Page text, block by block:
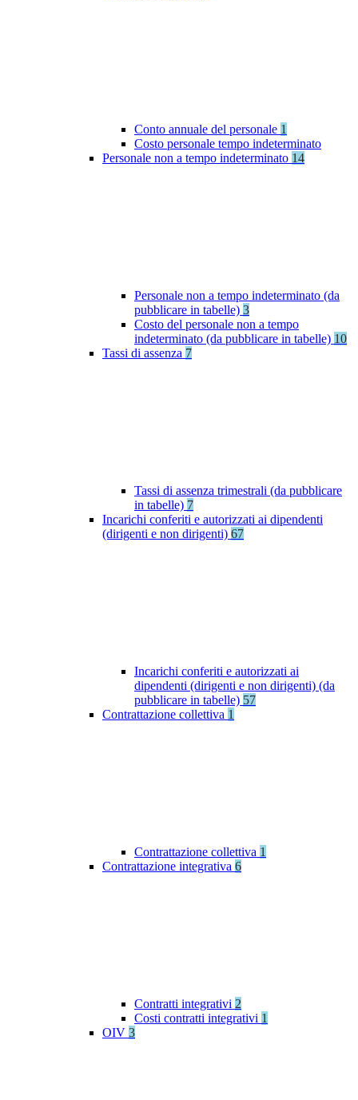
Conto annuale del personale 1
Costo personale tempo indeterminato
Personale non a tempo indeterminato 14
Personale non a tempo indeterminato (da
pubblicare in tabelle) 3
Costo del personale non a tempo
indeterminato (da pubblicare in tabelle) 10
Tassi di assenza 7
Tassi di assenza trimestrali (da pubblicare
in tabelle) 7
Incarichi conferiti e autorizzati ai dipendenti
(dirigenti e non dirigenti) 67
Incarichi conferiti e autorizzati ai
dipendenti (dirigenti e non dirigenti) (da
pubblicare in tabelle) 57
Contrattazione collettiva 1
Contrattazione collettiva 1
Contrattazione integrativa 6
Contratti integrativi 2
Costi contratti integrativi 1
OIV 3